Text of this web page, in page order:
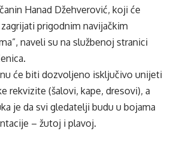
Hanad Džehverović, koji će
prigodnim navijačkim
naveli su na službenoj stranici
će biti dozvoljeno isključivo unijeti
rekvizite (šalovi, kape, dresovi), a
je da svi gledatelji budu u bojama
– žutoj i plavoj.